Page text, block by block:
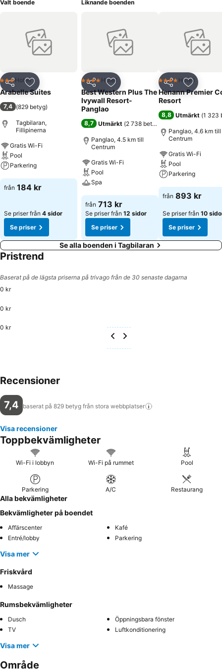
Valt boende
Dela Lägg till i Mina Favoriter
3 Stjärnor
Hotell
Arabelle Suites
7,4 (829 betyg)
Tagbilaran,
Fillipinerna
Gratis Wi-Fi
Pool
Parkering
Se priser
från 184 kr
Se priser från 4 sidor
Se priser
Liknande boenden
Dela Lägg till i Mina Favoriter
4 StjärnorHotell
Best Western Plus The
Ivywall Resort-
Panglao
8,7 Utmärkt (2 738 betyg
Panglao, 4.5 km till
Centrum
Gratis Wi-Fi
Pool
Spa
Se priser
från 713 kr
Se priser från 12 sidor
Se priser
Dela Lägg till
4 StjärnorHotell
Henann Premier
Resort
8,8 Utmärkt (1 323
Panglao, 4.6 km till
Centrum
Gratis Wi-Fi
Pool
Parkering
Se priser
från 893 kr
Se priser från 10
Se priser
Se alla boenden i Tagbilaran
Pristrend
Baserat på de lägsta priserna på trivago från de 30 senaste dagarna
0 kr
0 kr
0 kr
Recensioner
7,4 baserat på 829 betyg från stora webbplatser
Visa recensioner
Toppbekvämligheter
Wi-Fi i lobbyn Wi-Fi på rummet Pool
Parkering A/C Restaurang
Alla bekvämligheter
Bekvämligheter på boendet
Affärscenter
Kafé
Entré/lobby
Parkering
Visa mer
Friskvård
Massage
Rumsbekvämligheter
Dusch
Öppningsbara fönster
TV
Luftkonditionering
Visa mer
Område